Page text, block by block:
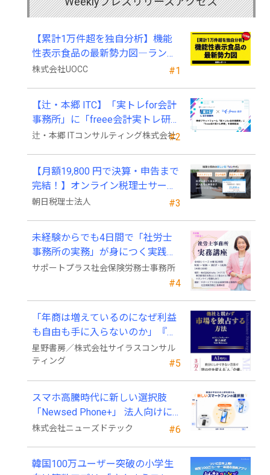
#1
【累計1万件超を独自分析】機能
性表示食品の最新勢力図―ランキ
ングと2025年4月以降の変化
株式会社UOCC
#2
【辻・本郷 ITC】「実トレfor会計
事務所」に「freee会計実トレ研
修」を新規追加
辻・本郷 ITコンサルティング株式会社
#3
【月額19,800 円で決算・申告まで
完結！】オンライン税理士サービ
ス「Wiz サポ」
朝日税理士法人
#4
未経験からでも4日間で「社労士
事務所の実務」が身につく実践講
座、2026年9月開講
サポートプラス社会保険労務士事務所
#5
「年商は増えているのになぜ利益
も自由も手に入らないのか」『他
社と競わず 市場を独占する方法』
発売
星野書房／株式会社サイラスコンサル
ティング
#6
スマホ高騰時代に新しい選択肢
「Newsed Phone+」 法人向けに7
月23日から販売開始
株式会社ニューズドテック
韓国100万ユーザー突破の小学生